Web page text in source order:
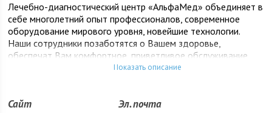
Лечебно-диагностический центр «АльфаМед» объединяет в
себе многолетний опыт профессионалов, современное
оборудование мирового уровня, новейшие технологии.
Наши сотрудники позаботятся о Вашем здоровье,
обеспечат Вам комфортное, приветливое обслуживание,
окружат Вас заботой и вниманием.
только первоклассное оборудование и профессиональные
Показать описание
Сайт Эл. почта